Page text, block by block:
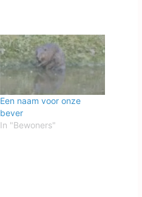
Een naam voor onze
bever
In "Bewoners"